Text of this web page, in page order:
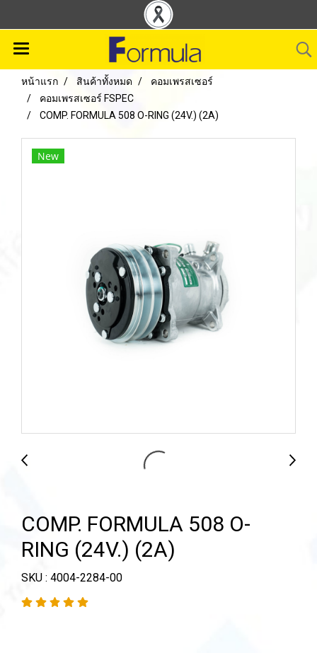
หน้าแรก สินค้าทั้งหมด
คอมเพรสเซอร์
คอมเพรสเซอร์ FSPEC
COMP. FORMULA 508 O-RING (24V.) (2A)
New
COMP. FORMULA 508 O-
RING (24V.) (2A)
SKU : 4004-2284-00